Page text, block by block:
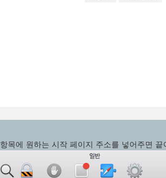
항목에 원하는 시작 페이지 주소를 넣어주면 끝